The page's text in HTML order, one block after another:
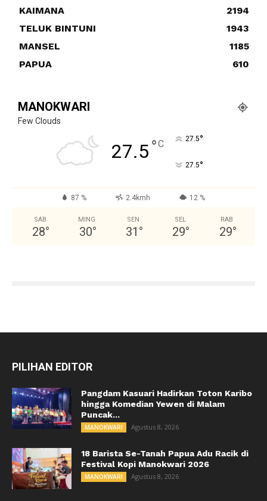
KAIMANA
2194
TELUK BINTUNI
1943
MANSEL
1185
PAPUA
610
MANOKWARI
Few Clouds
27.5°C 27.5°
27.5°
87 % 2.4kmh 12 %
SAB
28°
MING
30°
SEN
31 °
SEL
29°
RAB
29°
PILIHAN EDITOR
Pangdam Kasuari Hadirkan Toton Karibo
hingga Komedian Yewen di Malam
Puncak...
MANOKWARI Agustus 8, 2026
18 Barista Se-Tanah Papua Adu Racik di
Festival Kopi Manokwari 2026
MANOKWARI Agustus 8, 2026